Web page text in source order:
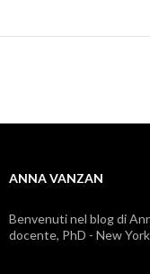
ANNA VANZAN
Benvenuti nel blog di
docente, PhD - New